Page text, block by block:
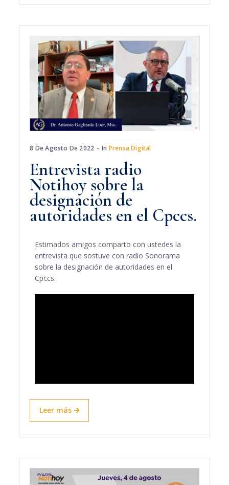
8 De Agosto De 2022 In Prensa Digital
Entrevista radio
Notihoy sobre la
designación de
autoridades en el Cpccs.
Estimados amigos comparto con ustedes la
entrevista que sostuve con radio Sonorama
sobre la designación de autoridades en el
Cpccs.
Leer más